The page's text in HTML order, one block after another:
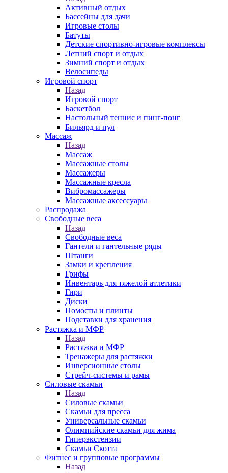
Активный отдых
Бассейны для дачи
Игровые столы
Батуты
Детские спортивно-игровые комплексы
Летний спорт и отдых
Зимний спорт и отдых
Велосипеды
Игровой спорт
Назад
Игровой спорт
Баскетбол
Настольный теннис и пинг-понг
Бильярд и пул
Массаж
Назад
Массаж
Массажные столы
Массажеры
Массажные кресла
Вибромассажеры
Массажные аксессуары
Распродажа
Свободные веса
Назад
Свободные веса
Гантели и гантельные ряды
Штанги
Замки и крепления
Грифы
Инвентарь для тяжелой атлетики
Гири
Диски
Помосты и плинты
Подставки для хранения
Растяжка и МФР
Назад
Растяжка и МФР
Тренажеры для растяжки
Инверсионные столы
Стрейч-системы и рамы
Силовые скамьи
Назад
Силовые скамьи
Скамьи для пресса
Универсальные скамьи
Олимпийские скамьи для жима
Гиперэкстензии
Скамьи Скотта
Фитнес и групповые программы
Назад